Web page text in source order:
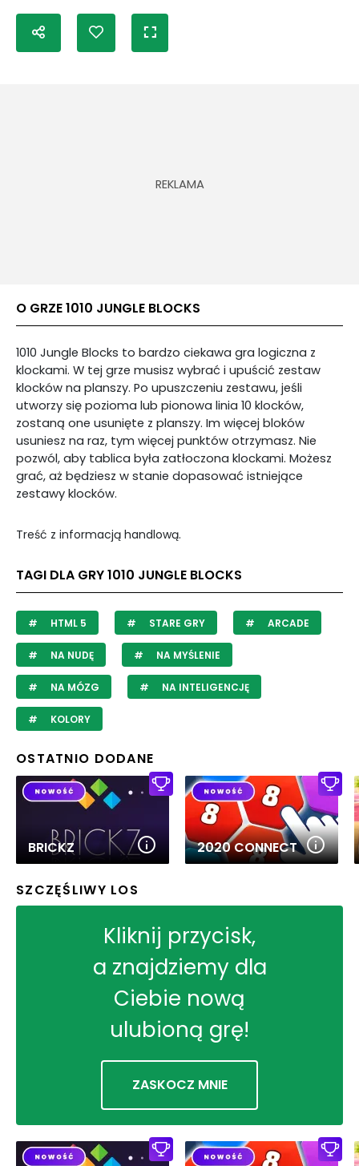
O GRZE 1010 JUNGLE BLOCKS
1010 Jungle Blocks to bardzo ciekawa gra logiczna z
klockami. W tej grze musisz wybrać i upuścić zestaw
klocków na planszy. Po upuszczeniu zestawu, jeśli
utworzy się pozioma lub pionowa linia 10 klocków,
zostaną one usunięte z planszy. Im więcej bloków
usuniesz na raz, tym więcej punktów otrzymasz. Nie
pozwól, aby tablica była zatłoczona klockami. Możesz
grać, aż będziesz w stanie dopasować istniejące
zestawy klocków.
Treść z informacją handlową.
TAGI DLA GRY 1010 JUNGLE BLOCKS
HTML 5 STARE GRY ARCADE
NA NUDĘ NA MYŚLENIE
NA MÓZG NA INTELIGENCJĘ
KOLORY
OSTATNIO DODANE
BRICKZ 2020 CONNECT
SZCZĘŚLIWY LOS
Kliknij przycisk,
a znajdziemy dla
Ciebie nową
ulubioną grę!
ZASKOCZ MNIE